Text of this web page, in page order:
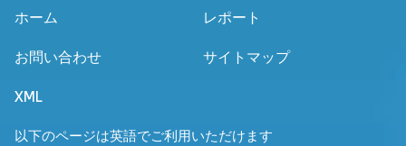
ホーム レポート
お問い合わせ サイトマップ
XML
以下のページは英語でご利用いただけます